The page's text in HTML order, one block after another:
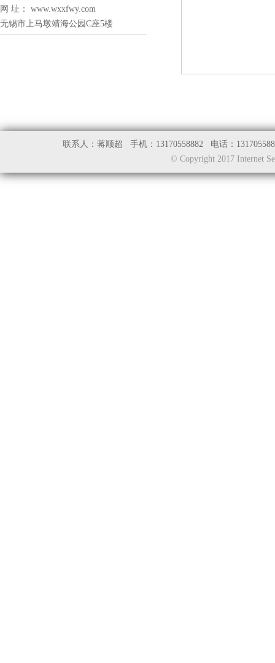
网 址： www.wxxfwy.com
无锡市上马墩靖海公园C座5楼
联系人：蒋顺超 手机：13170558882 电话：
© Copyright 2017 Internet